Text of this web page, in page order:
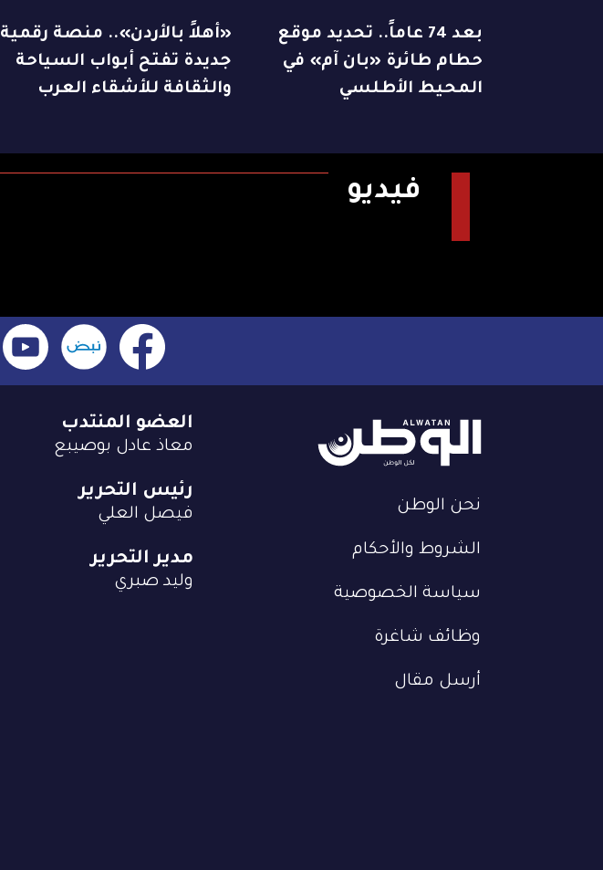
بعد 74 عاماً.. تحديد موقع
حطام طائرة «بان آم» في
المحيط الأطلسي
«أهلاً بالأردن».. منصة رقمية
جديدة تفتح أبواب السياحة
والثقافة للأشقاء العرب
فيديو
نحن الوطن
الشروط والأحكام
سياسة الخصوصية
وظائف شاغرة
أرسل مقال
العضو المنتدب
معاذ عادل بوصيبع
رئيس التحرير
فيصل العلي
مدير التحرير
وليد صبري